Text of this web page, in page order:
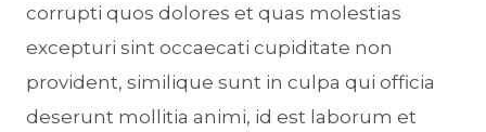
corrupti quos dolores et quas molestias
excepturi sint occaecati cupiditate non
provident, similique sunt in culpa qui officia
deserunt mollitia animi, id est laborum et